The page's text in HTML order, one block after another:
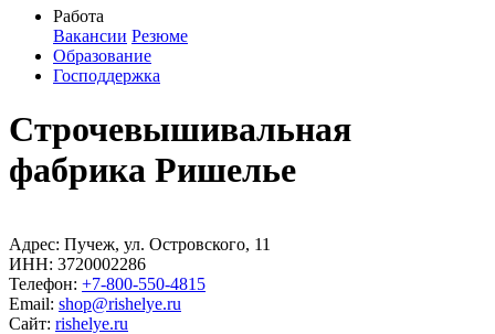
Работа
Вакансии Резюме
Образование
Господдержка
Строчевышивальная
фабрика Ришелье
Адрес: Пучеж, ул. Островского, 11
ИНН: 3720002286
Телефон: +7-800-550-4815
Email: shop@rishelye.ru
Сайт: rishelye.ru